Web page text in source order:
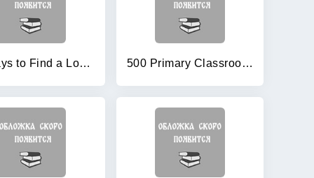
50 Ways to Find a Lover 500 Primary Classroom Activities (Books for Teachers)